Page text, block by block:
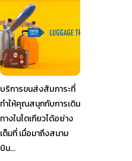
บริการขนส่งสัมภาระที่
ทำให้คุณสนุกกับการเดิน
ทางในโตเกียวได้อย่าง
เต็มที่ เมื่อมาถึงสนาม
บิน...